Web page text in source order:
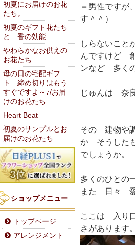
＝男性ですが
す＾＾）
しらないこ
んですけど
ンなど 多く
じゅんは 奈
その 建物や
か そうした
でしょうか。
多くのひと
また 日々 愛
ここは 入り
さがあります
初夏にお届けのお花
たち。
初夏のギフト花たち
と 香の効能
やわらかなお供えの
お花たち
母の日の宅配ギフ
ト 締め切りはもう
すぐですよ～♪/お届
けのお花たち
Heart Beat
初夏のサンプルとお
届けのお花たち
ショップメニュー
トップページ
アレンジメント